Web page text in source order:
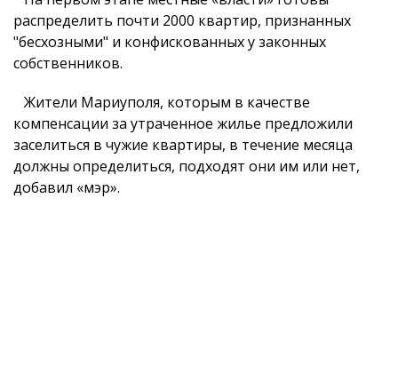
распределить почти 2000 квартир, признанных
"бесхозными" и конфискованных у законных
собственников.
Жители Мариуполя, которым в качестве
компенсации за утраченное жилье предложили
заселиться в чужие квартиры, в течение месяца
должны определиться, подходят они им или нет,
добавил «мэр».